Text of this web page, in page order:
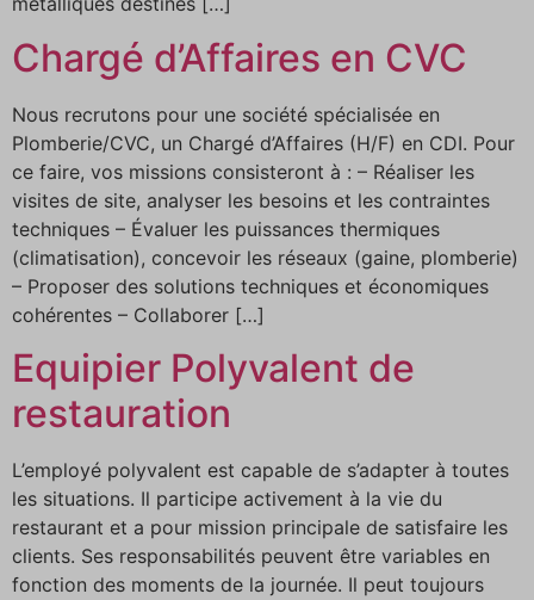
Chargé d’Affaires en CVC
Nous recrutons pour une société spécialisée en
Plomberie/CVC, un Chargé d’Affaires (H/F) en CDI. Pour
ce faire, vos missions consisteront à : – Réaliser les
visites de site, analyser les besoins et les contraintes
techniques – Évaluer les puissances thermiques
(climatisation), concevoir les réseaux (gaine, plomberie)
– Proposer des solutions techniques et économiques
cohérentes – Collaborer […]
Equipier Polyvalent de
restauration
L’employé polyvalent est capable de s’adapter à toutes
les situations. Il participe activement à la vie du
restaurant et a pour mission principale de satisfaire les
clients. Ses responsabilités peuvent être variables en
fonction des moments de la journée. Il peut toujours